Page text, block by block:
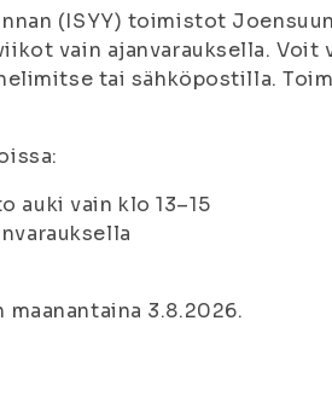
(ISYY) toimistot
vain ajanvarauksella. Voit
tai sähköpostilla.
auki vain klo 13–15
3.8.2026.